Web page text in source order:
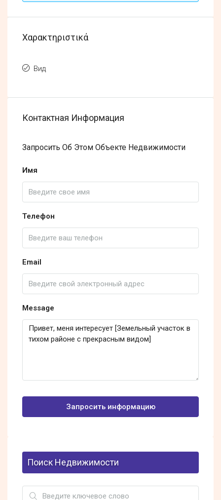
Χαρακτηριστικά
Вид
Контактная Информация
Запросить Об Этом Объекте Недвижимости
Имя
Телефон
Email
Message
Запросить информацию
Поиск Недвижимости